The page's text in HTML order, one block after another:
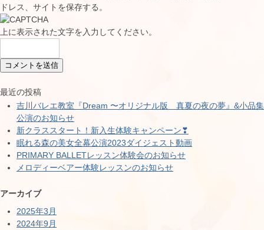
ドレス、サイトを保存する。
上に表示された文字を入力してください。
最近の投稿
吉川バレエ教室『Dream 〜オリジナル版 真夏の夜の夢』&小品集
公演のお知らせ
新クラススタート！新入生体験キャンペーン❣
眠れる森の美女全幕公演2023ダイジェスト動画
PRIMARY BALLETレッスン体験会のお知らせ
メロディーベアー体験レッスンのお知らせ
アーカイブ
2025年3月
2024年9月